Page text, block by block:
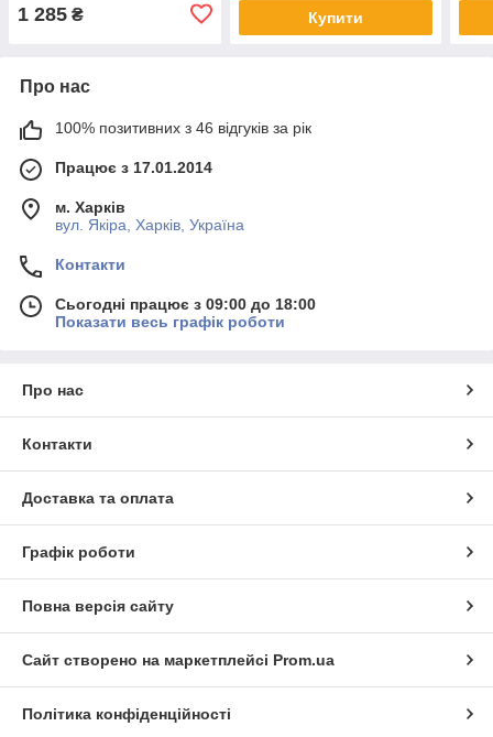
1 285 ₴ Купити
Про нас
100% позитивних з 46 відгуків за рік
Працює з 17.01.2014
м. Харків
вул. Якіра, Харків, Україна
Контакти
Сьогодні працює з 09:00 до 18:00
Показати весь графік роботи
Про нас
Контакти
Доставка та оплата
Графік роботи
Повна версія сайту
Сайт створено на маркетплейсі Prom.ua
Політика конфіденційності